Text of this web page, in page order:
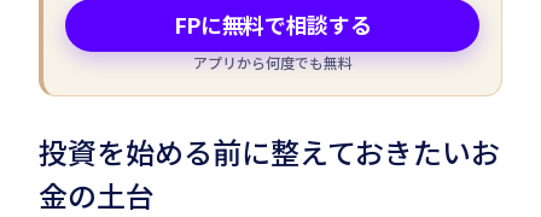
FPに無料で相談する
アプリから何度でも無料
投資を始める前に整えておきたいお
金の土台